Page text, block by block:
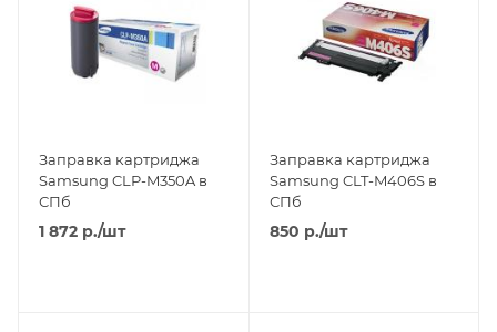
Заправка картриджа
Samsung CLP-M350A в
СПб
1 872 р./шт
Заправка картриджа
Samsung CLT-M406S в
СПб
850 р./шт